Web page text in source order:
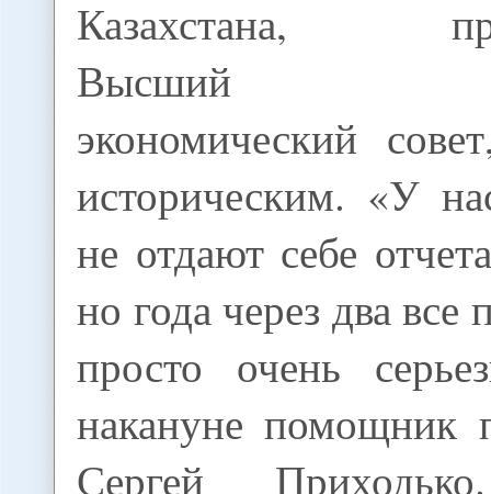
Казахстана,
Высший
экономический
историческим. «У
не отдают себе
но года через два все
просто очень
накануне помощник
Сергей